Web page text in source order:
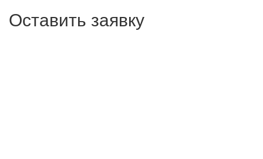
Оставить заявку